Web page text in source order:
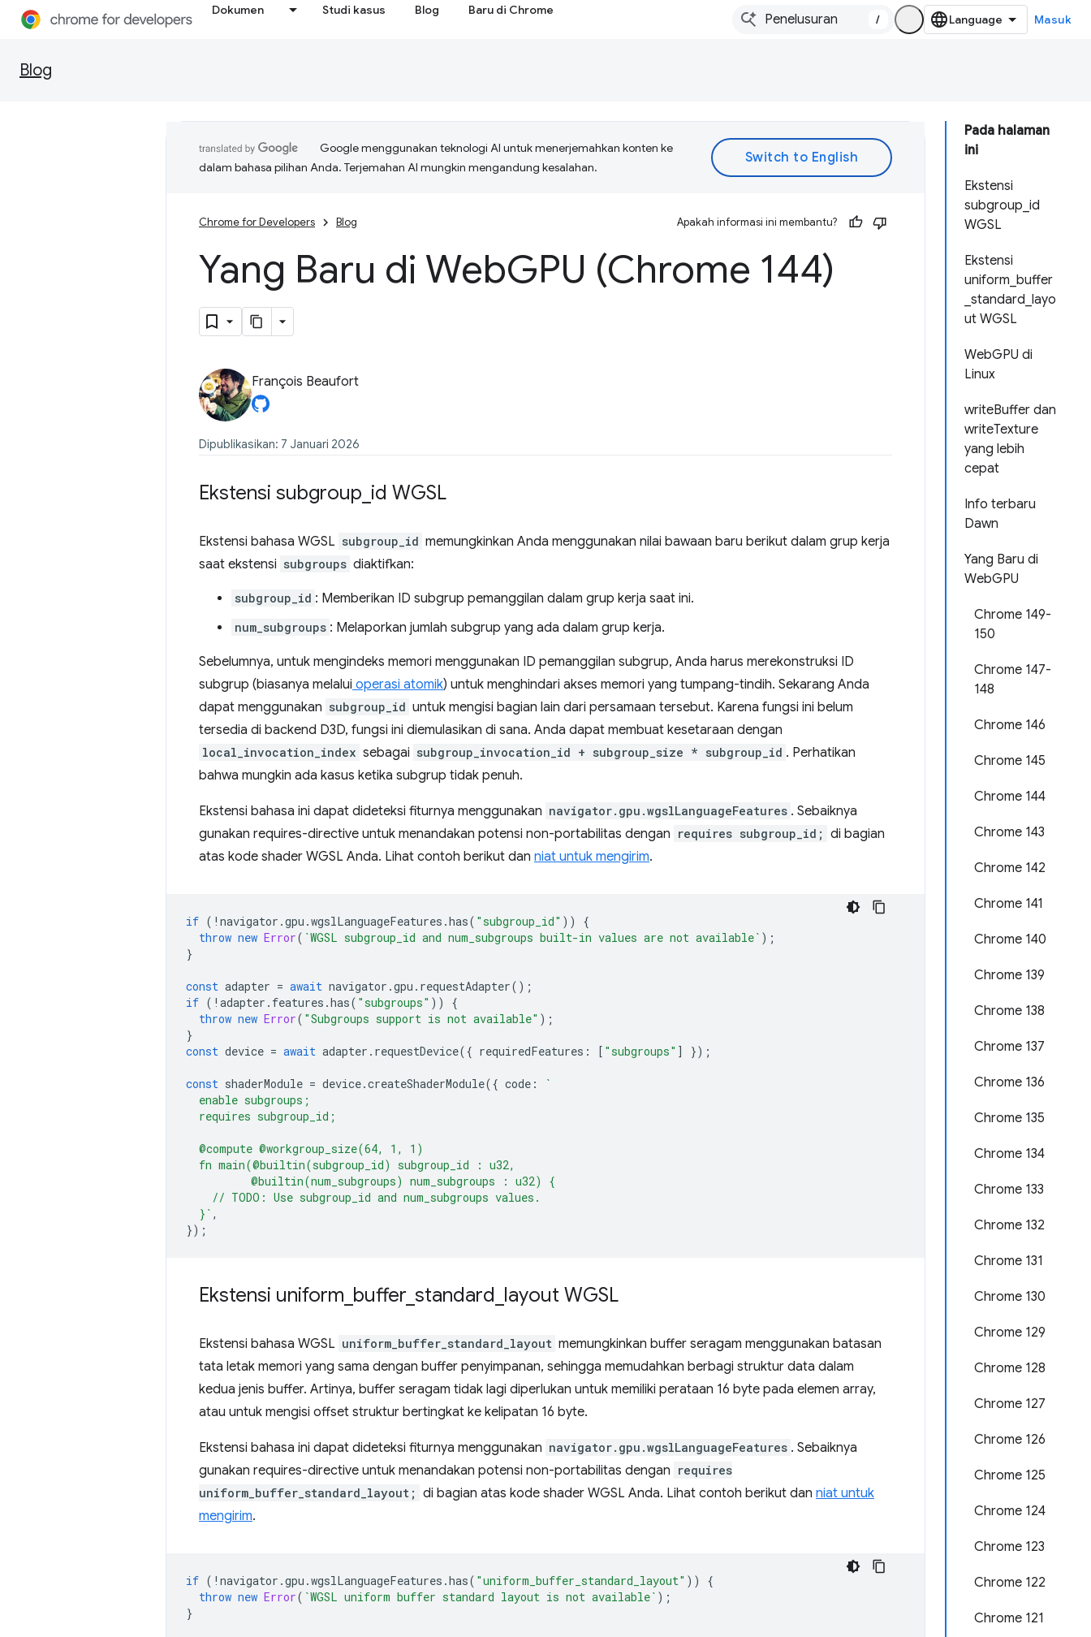
Dokumen Studi kasus Blog Baru di Chrome
/ Masuk
Blog
Pada halaman
ini
Ekstensi
subgroup_id
WGSL
Ekstensi
uniform_buffer
_standard_layo
ut WGSL
WebGPU di
Linux
writeBuffer dan
writeTexture
yang lebih
cepat
Info terbaru
Dawn
Yang Baru di
WebGPU
Chrome 149-
150
Chrome 147-
148
Chrome 146
Chrome 145
Chrome 144
Chrome 143
Chrome 142
Chrome 141
Chrome 140
Chrome 139
Chrome 138
Chrome 137
Chrome 136
Chrome 135
Chrome 134
Chrome 133
Chrome 132
Chrome 131
Chrome 130
Chrome 129
Chrome 128
Chrome 127
Chrome 126
Chrome 125
Chrome 124
Chrome 123
Chrome 122
Chrome 121
Google menggunakan teknologi AI untuk menerjemahkan konten ke
dalam bahasa pilihan Anda. Terjemahan AI mungkin mengandung kesalahan.
Chrome for Developers Blog Apakah informasi ini membantu?
Yang Baru di WebGPU (Chrome 144)
François Beaufort
Dipublikasikan: 7 Januari 2026
Ekstensi subgroup id WGSL
Ekstensi bahasa WGSL subgroup_id memungkinkan Anda menggunakan nilai bawaan baru berikut dalam grup kerja
saat ekstensi subgroups diaktifkan:
subgroup_id : Memberikan ID subgrup pemanggilan dalam grup kerja saat ini.
num_subgroups : Melaporkan jumlah subgrup yang ada dalam grup kerja.
Sebelumnya, untuk mengindeks memori menggunakan ID pemanggilan subgrup, Anda harus merekonstruksi ID
subgrup (biasanya melalui operasi atomik) untuk menghindari akses memori yang tumpang-tindih. Sekarang Anda
dapat menggunakan subgroup_id untuk mengisi bagian lain dari persamaan tersebut. Karena fungsi ini belum
tersedia di backend D3D, fungsi ini diemulasikan di sana. Anda dapat membuat kesetaraan dengan
local_invocation_index sebagai subgroup_invocation_id + subgroup_size * subgroup_id . Perhatikan
bahwa mungkin ada kasus ketika subgrup tidak penuh.
Ekstensi bahasa ini dapat dideteksi fiturnya menggunakan navigator.gpu.wgslLanguageFeatures . Sebaiknya
gunakan requires-directive untuk menandakan potensi non-portabilitas dengan requires subgroup_id; di bagian
atas kode shader WGSL Anda. Lihat contoh berikut dan niat untuk mengirim.
if ( ! navigator .gpu .wgslLanguageFeatures .has( "subgroup_id" ))
{
throw new Error( `WGSL subgroup_id and num_subgroups built-in values are not available` );
}
const adapter = await navigator .gpu . requestAdapter();
if ( ! adapter . features .has( "subgroups" ))
{
throw new Error( "Subgroups support is not available" );
}
const device = await adapter . requestDevice({ requiredFeatures : [ "subgroups" ] });
const shaderModule = device.createShaderModule({ code :
`
  enable subgroups;
  requires subgroup_id;
  @compute @workgroup_size(64, 1, 1)
  fn main(@builtin(subgroup_id) subgroup_id : u32,
          @builtin(num_subgroups) num_subgroups : u32) {
    // TODO: Use subgroup_id and num_subgroups values.
  }`
,
});
Ekstensi uniform buffer standard layout WGSL
Ekstensi bahasa WGSL uniform_buffer_standard_layout memungkinkan buffer seragam menggunakan batasan
tata letak memori yang sama dengan buffer penyimpanan, sehingga memudahkan berbagi struktur data dalam
kedua jenis buffer. Artinya, buffer seragam tidak lagi diperlukan untuk memiliki perataan 16 byte pada elemen array,
atau untuk mengisi offset struktur bertingkat ke kelipatan 16 byte.
Ekstensi bahasa ini dapat dideteksi fiturnya menggunakan navigator.gpu.wgslLanguageFeatures . Sebaiknya
gunakan requires-directive untuk menandakan potensi non-portabilitas dengan requires
uniform_buffer_standard_layout; di bagian atas kode shader WGSL Anda. Lihat contoh berikut dan niat untuk
mengirim.
if ( ! navigator .gpu .wgslLanguageFeatures .has( "uniform_buffer_standard_layout" ))
{
throw new Error( `WGSL uniform buffer standard layout is not available` );
}